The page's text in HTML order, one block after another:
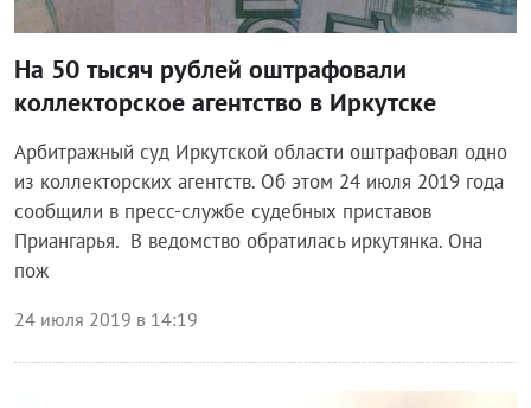
На 50 тысяч рублей оштрафовали
коллекторское агентство в Иркутске
Арбитражный суд Иркутской области оштрафовал одно
из коллекторских агентств. Об этом 24 июля 2019 года
сообщили в пресс-службе судебных приставов
Приангарья. В ведомство обратилась иркутянка. Она
пож
24 июля 2019 в 14:19